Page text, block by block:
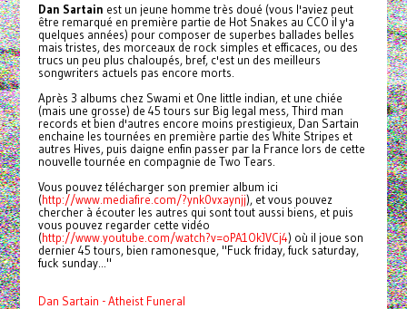
Dan Sartain est un jeune homme très doué (vous l'aviez peut
être remarqué en première partie de Hot Snakes au CCO il y'a
quelques années) pour composer de superbes ballades belles
mais tristes, des morceaux de rock simples et efficaces, ou des
trucs un peu plus chaloupés, bref, c'est un des meilleurs
songwriters actuels pas encore morts.
Après 3 albums chez Swami et One little indian, et une chiée
(mais une grosse) de 45 tours sur Big legal mess, Third man
records et bien d'autres encore moins prestigieux, Dan Sartain
enchaine les tournées en première partie des White Stripes et
autres Hives, puis daigne enfin passer par la France lors de cette
nouvelle tournée en compagnie de Two Tears.
Vous pouvez télécharger son premier album ici
(http://www.mediafire.com/?ynk0vxaynjj), et vous pouvez
chercher à écouter les autres qui sont tout aussi biens, et puis
vous pouvez regarder cette vidéo
(http://www.youtube.com/watch?v=oPA1OkJVCj4) où il joue son
dernier 45 tours, bien ramonesque, "Fuck friday, fuck saturday,
fuck sunday..."
Dan Sartain - Atheist Funeral